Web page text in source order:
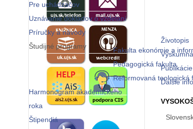
Pre uchádzačov
Uznávanie dokladov o vzdelaní
Príručky a návody
Študijné programy
Fakulta ekonómie a
Pedagogická fakulta
Reformovaná teologická
Harmonogram akademického
roka
Štipendiá
Životopis
Publikácie
Ďalšie